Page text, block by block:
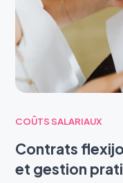
COÛTS SALARIAUX
Contrats
et gestion